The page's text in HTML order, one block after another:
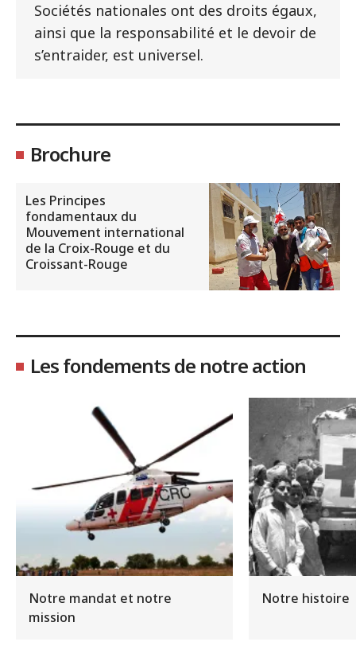
Sociétés nationales ont des droits égaux,
ainsi que la responsabilité et le devoir de
s’entraider, est universel.
Brochure
Les Principes
fondamentaux du
Mouvement international
de la Croix-Rouge et du
Croissant-Rouge
Les fondements de notre action
Notre mandat et notre
mission
Notre histoire